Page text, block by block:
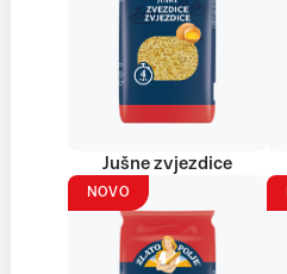
Jušne zvjezdice
NOVO